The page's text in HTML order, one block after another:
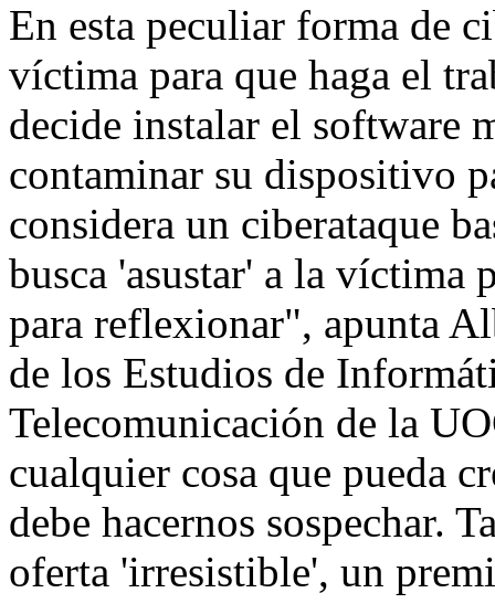
En esta peculiar forma de
víctima para que haga el
decide instalar el software
contaminar su dispositivo
considera un ciberataque
busca 'asustar' a la víctima
para reflexionar", apunta
de los Estudios de
Telecomunicación de la
cualquier cosa que pueda
debe hacernos sospechar.
oferta 'irresistible', un